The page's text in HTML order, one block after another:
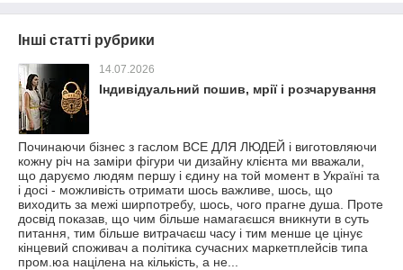
Інші статті рубрики
14.07.2026
Індивідуальний пошив, мрії і розчарування
Починаючи бізнес з гаслом ВСЕ ДЛЯ ЛЮДЕЙ і виготовляючи
кожну річ на заміри фігури чи дизайну клієнта ми вважали,
що даруємо людям першу і єдину на той момент в Україні та
і досі - можливість отримати шось важливе, шось, що
виходить за межі ширпотребу, шось, чого прагне душа. Проте
досвід показав, що чим більше намагаєшся вникнути в суть
питання, тим більше витрачаєш часу і тим менше це цінує
кінцевий споживач а політика сучасних маркетплейсів типа
пром.юа націлена на кількість, а не...